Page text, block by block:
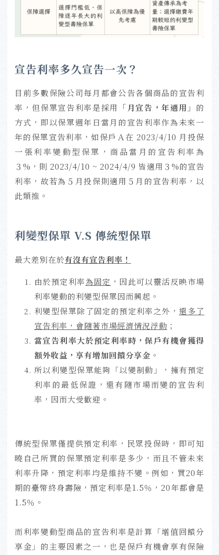
宣告利率多久宣告一次？
目前多數保險公司每月都會公告各個商品的宣告利
率，但保單宣告利率是採用
「月宣告，年適用」 的
方式，即以保單週年日當月的宣告利率作為未來一
年的保單宣告利率，如保戶Ａ在 2023/4/10 月投保
一張利率變動型保單，商品當月的宣告利率為
３%，則 2023/4/10 ~ 2024/4/9 皆適用３%的宣告
利率，故若為５月投保則適用５月的宣告利率，以
此類推。
利變型保單 V.S 傳統型保單
最大差別在於有沒有宣告利率！
由於預定利率為固定 ，因此可以靈活反映市場
利率變動的利變型保單因而興起。
利變型保單除了固定的預定利率之外，還多了
宣告利率，會隨著市場經濟情況浮動 ；
當宣告利率大於預定利率時，保戶有機會獲得
額外收益 ，享有增加回饋分享金 。
所以利變型保單能夠「以變制動」，擁有預定
利率的最低保證，還有隨市場而變的宣告利
率，因而大受歡迎。
傳統型保單僅提供預定利率，民眾投保時，即可知
曉自己所買的保單預定利率是多少，而且不管未來
利率升降，預定利率均是維持不變。例如，買20年
期的臺幣終身壽險，預定利率是1.5％，20年都會是
1.5％。
而利率變動型商品的宣告利率是計算「增值回饋分
享金」的主要因素之一，也是保戶有機會享有保險